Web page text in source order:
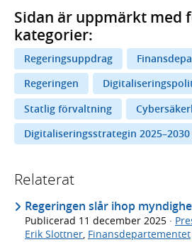
Sidan är uppmärkt med
kategorier:
Regeringsuppdrag
Regeringen
Statlig förvaltning
Digitaliseringsstrategin 2025–2030
Relaterat
Regeringen slår ihop
Publicerad 11 december 2025 ·
Erik Slottner, Finansdepartementet